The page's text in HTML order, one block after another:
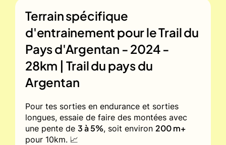
Terrain spécifique
d'entrainement pour leTrail du
Pays d'Argentan - 2024 -
28km | Trail du pays du
Argentan
Pour tes sorties en endurance et sorties
longues, essaie de faire des montées avec
une pente de 3 à 5%, soit environ 200 m+
pour 10km. 📈